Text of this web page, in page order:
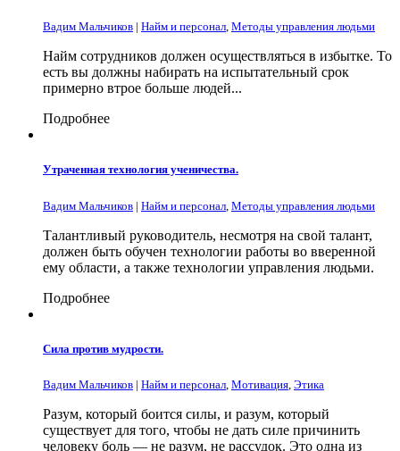
Вадим Мальчиков | Найм и персонал, Методы управления людьми
Найм сотрудников должен осуществляться в избытке. То
есть вы должны набирать на испытательный срок
примерно втрое больше людей...
Подробнее
Утраченная технология ученичества.
Вадим Мальчиков | Найм и персонал Методы управления людьми
Талантливый руководитель, несмотря на свой талант,
должен быть обучен технологии работы во вверенной
ему области, а также технологии управления людьми.
Подробнее
Сила против мудрости.
Вадим Мальчиков | Найм и персонал Мотивация Этика
Разум, который боится силы, и разум, который
существует для того, чтобы не дать силе причинить
человеку боль — не разум, не рассудок. Это одна из